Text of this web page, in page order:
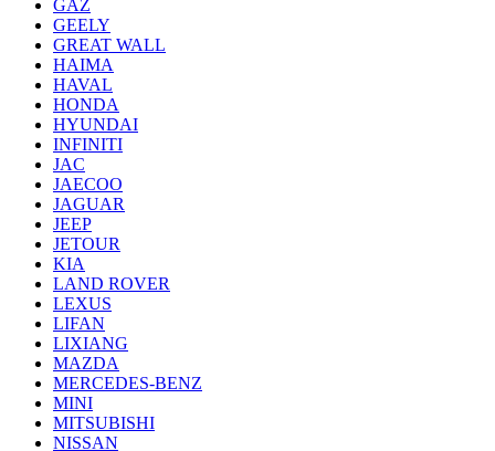
GAZ
GEELY
GREAT WALL
HAIMA
HAVAL
HONDA
HYUNDAI
INFINITI
JAC
JAECOO
JAGUAR
JEEP
JETOUR
KIA
LAND ROVER
LEXUS
LIFAN
LIXIANG
MAZDA
MERCEDES-BENZ
MINI
MITSUBISHI
NISSAN